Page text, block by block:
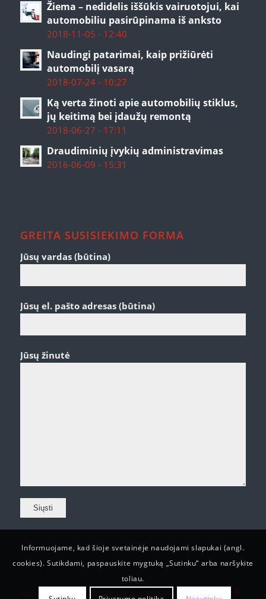
Žiema – nedidelis iššūkis vairuotojui, kai
automobiliu pasirūpinama iš anksto
2018-11-05 - 12:40
Naudingi patarimai, kaip prižiūrėti
automobilį vasarą
2018-07-24 - 10:27
Ką verta žinoti apie automobilių stiklus,
jų keitimą bei įdaužų remontą
2018-06-27 - 17:11
Draudiminių įvykių administravimas
2016-06-09 - 15:31
GREITA SUSISIEKIMO FORMA
Jūsų vardas (būtina)
Jūsų el. pašto adresas (būtina)
Jūsų žinutė
Visos teisės saugomos © 2019 UAB „Edvardo Servisas“
Informuojame, kad šioje svetainėje naudojami slapukai (angl.
cookies). Sutikdami, paspauskite mygtuką „Sutinku“ arba naršykite
toliau.